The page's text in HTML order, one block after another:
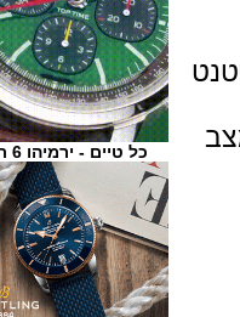
כל טיים - ירמיהו 6 ת"א